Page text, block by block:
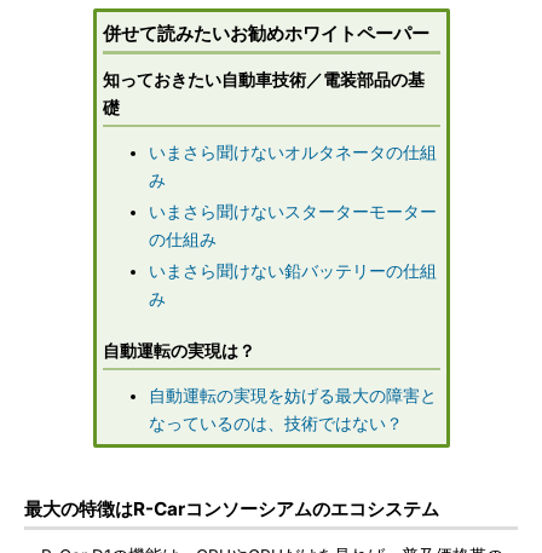
併せて読みたいお勧めホワイトペーパー
知っておきたい自動車技術／電装部品の基
礎
いまさら聞けないオルタネータの仕組
み
いまさら聞けないスターターモーター
の仕組み
いまさら聞けない鉛バッテリーの仕組
み
自動運転の実現は？
自動運転の実現を妨げる最大の障害と
なっているのは、技術ではない？
最大の特徴はR-Carコンソーシアムのエコシステム